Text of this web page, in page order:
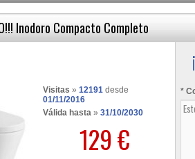
Inodoro Compacto Completo
Visitas » 12191 desde
01/11/2016
Válida hasta » 31/10/2030
129 €
*